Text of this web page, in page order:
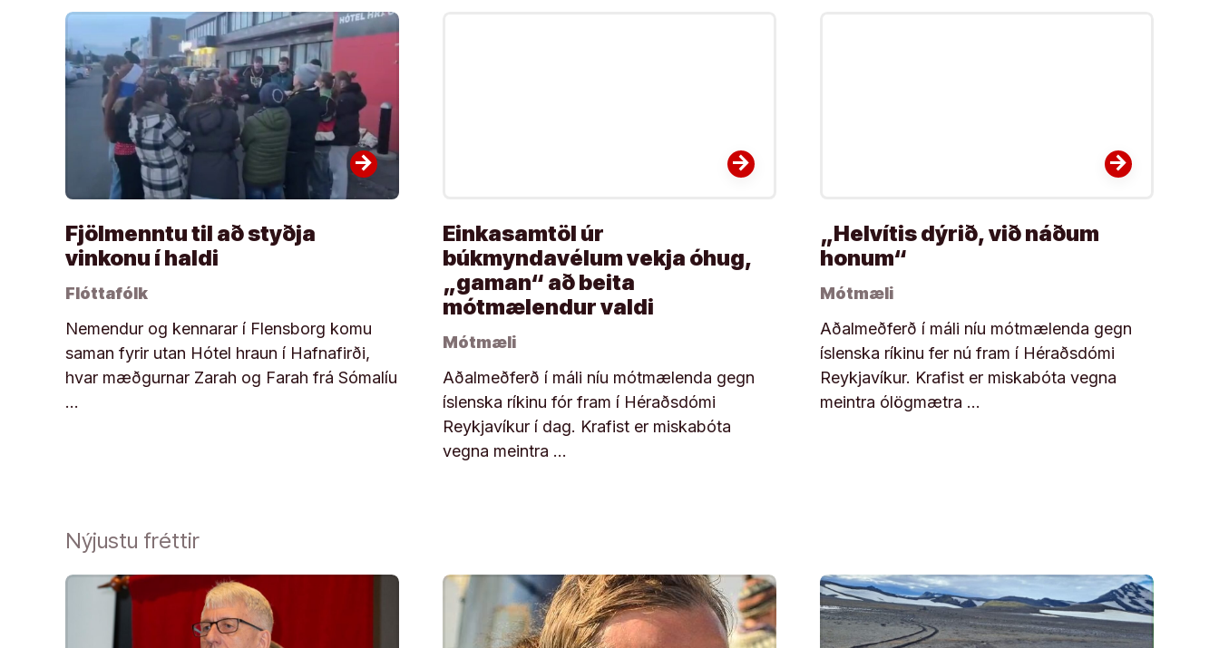
arrow_forward
Fjölmenntu til að styðja
vinkonu í haldi
Flóttafólk
Nemendur og kennarar í Flensborg komu
saman fyrir utan Hótel hraun í Hafnafirði,
hvar mæðgurnar Zarah og Farah frá Sómalíu
…
arrow_forward
Einkasamtöl úr
búkmyndavélum vekja óhug,
„gaman“ að beita
mótmælendur valdi
Mótmæli
Aðalmeðferð í máli níu mótmælenda gegn
íslenska ríkinu fór fram í Héraðsdómi
Reykjavíkur í dag. Krafist er miskabóta
vegna meintra …
arrow_forward
„Helvítis dýrið, við náðum
honum“
Mótmæli
Aðalmeðferð í máli níu mótmælenda gegn
íslenska ríkinu fer nú fram í Héraðsdómi
Reykjavíkur. Krafist er miskabóta vegna
meintra ólögmætra …
Nýjustu fréttir